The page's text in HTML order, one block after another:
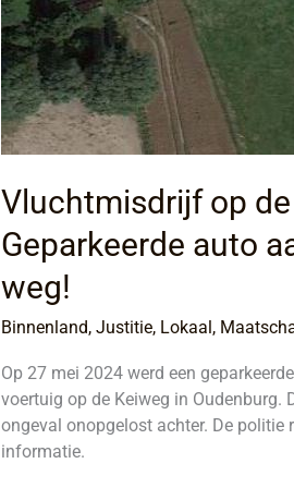
Vluchtmisdrijf op
Geparkeerde auto
weg!
Binnenland, Justitie, Lokaal ,
Op 27 mei 2024 werd een
voertuig op de Keiweg in Oudenburg.
ongeval onopgelost achter. De
informatie.
weg!